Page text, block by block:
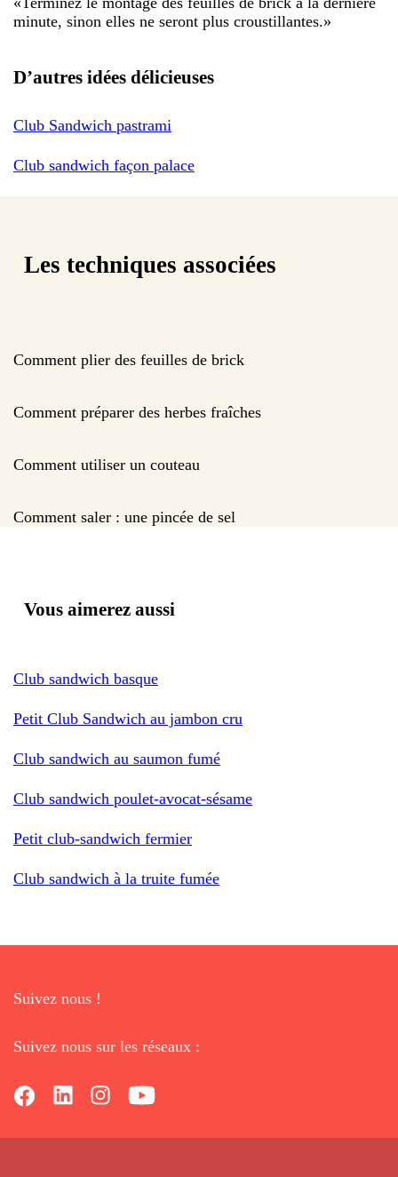
minute, sinon elles ne seront plus croustillantes.»
D’autres idées délicieuses
Club Sandwich pastrami
Club sandwich façon palace
Les techniques associées
Comment plier des feuilles de brick
Comment préparer des herbes fraîches
Comment utiliser un couteau
Comment saler : une pincée de sel
Vous aimerez aussi
Club sandwich basque
Petit Club Sandwich au jambon cru
Club sandwich au saumon fumé
Club sandwich poulet-avocat-sésame
Petit club-sandwich fermier
Club sandwich à la truite fumée
Suivez nous !
Suivez nous sur les réseaux :